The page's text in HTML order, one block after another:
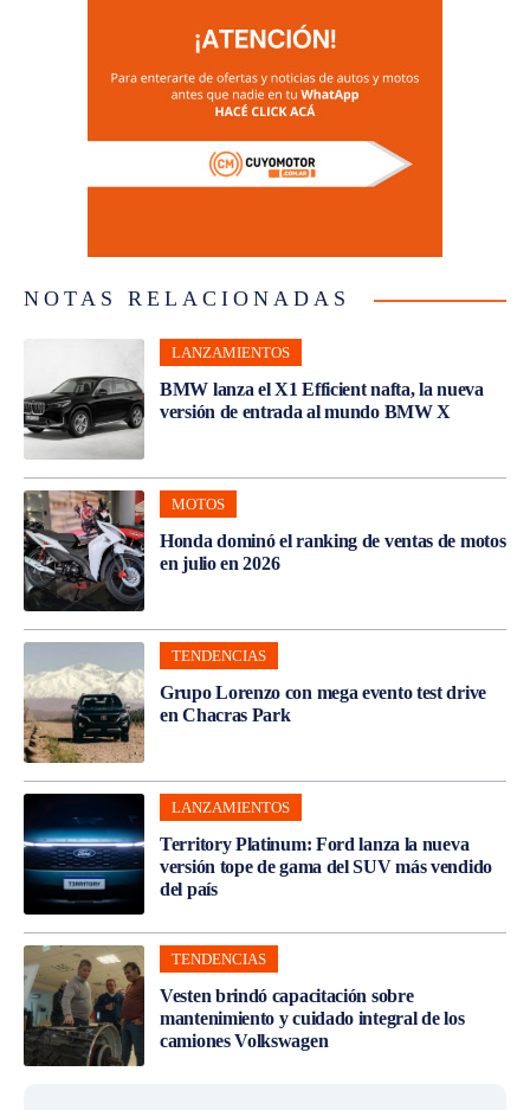
NOTAS RELACIONADAS
LANZAMIENTOS
BMW lanza el X1 Efficient nafta, la nueva
versión de entrada al mundo BMW X
MOTOS
Honda dominó el ranking de ventas de motos
en julio en 2026
TENDENCIAS
Grupo Lorenzo con mega evento test drive
en Chacras Park
LANZAMIENTOS
Territory Platinum: Ford lanza la nueva
versión tope de gama del SUV más vendido
del país
TENDENCIAS
Vesten brindó capacitación sobre
mantenimiento y cuidado integral de los
camiones Volkswagen